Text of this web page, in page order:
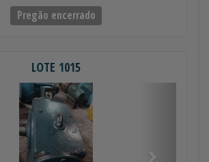
Pregão encerrado
LOTE 1015